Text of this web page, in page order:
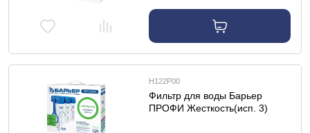
Н122Р00
Фильтр для воды Барьер
ПРОФИ Жесткость(исп. 3)